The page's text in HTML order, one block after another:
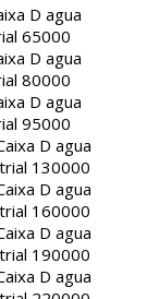
D agua
65000
D agua
80000
D agua
95000
D agua
130000
D agua
160000
D agua
190000
D agua